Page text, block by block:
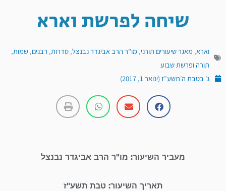
שיחה לפרשת וארא
וארא, מאגר שיעורים תורני, מו"ר הרב אביגדר נבנצל, סדרות, רבנים, שמות,
תורה ופרשת שבוע
ג׳ בטבת ה׳תשע״ז (ינואר 1, 2017)
מעביר השיעור: מו"ר הרב אביגדר נבנצל
תאריך השיעור: טבת תשע"ז